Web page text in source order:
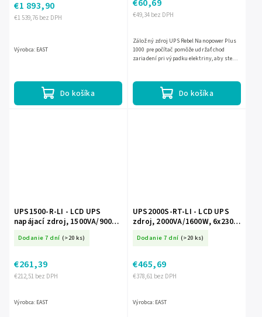
€1 539,76 bez DPH
€1 893,90
Do košíka
Výrobca: EAST
€49,34 bez DPH
Do košíka
Záložný zdroj UPS Rebel Nanopower Plus
1000 pre počítač pomôže udržať chod
zariadení pri výpadku elektriny, aby ste
UPS1500-R-LI - LCD UPS
napájací zdroj, 1500VA/900W,
EAST
Dodanie 7 dní (>20 ks)
€212,51 bez DPH
€261,39
Výrobca: EAST
UPS2000S-RT-LI - LCD UPS
zdroj, 2000VA/1600W, 6x230V,
Dodanie 7 dní (>20 ks)
€378,61 bez DPH
€465,69
Výrobca: EAST